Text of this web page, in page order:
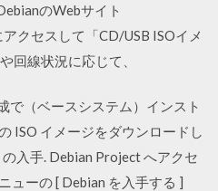
のWebサイト
クセスして「CD/USB ISOイメ
回線状況に応じて、
で（ベースシステム）インスト
ISO イメージをダウンロードし
入手. Debian Project へアクセ
ューの [ Debian を入手する ]